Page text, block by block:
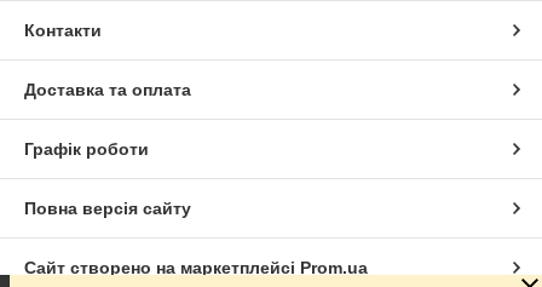
Контакти
Доставка та оплата
Графік роботи
Повна версія сайту
Сайт створено на маркетплейсі Prom.ua